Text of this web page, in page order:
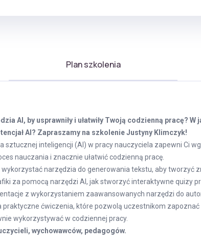
Plan szkolenia
AI, by usprawniły i ułatwiły Twoją codzienną pracę?
AI? Zapraszamy na szkolenie Justyny Klimczyk!
sztucznej inteligencji (AI) w pracy nauczyciela zapewni Ci
nauczania i znacznie ułatwić codzienną pracę.
wykorzystać narzędzia do generowania tekstu, aby tworzyć
za pomocą narzędzi AI, jak stworzyć interaktywne quizy
z wykorzystaniem zaawansowanych narzędzi do
praktyczne ćwiczenia, które pozwolą uczestnikom zapoznać
wykorzystywać w codziennej pracy.
wychowawców, pedagogów.